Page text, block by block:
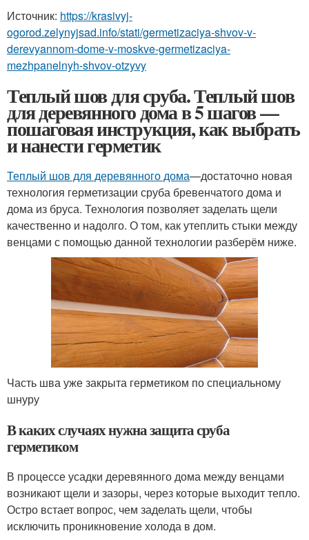
Источник: https://krasivyj-
ogorod.zelynyjsad.info/stati/germetizaciya-shvov-v-
derevyannom-dome-v-moskve-germetizaciya-
mezhpanelnyh-shvov-otzyvy
Теплый шов для сруба. Теплый шов
для деревянного дома в 5 шагов —
пошаговая инструкция, как выбрать
и нанести герметик
Теплый шов для деревянного дома—достаточно новая
технология герметизации сруба бревенчатого дома и
дома из бруса. Технология позволяет заделать щели
качественно и надолго. О том, как утеплить стыки между
венцами с помощью данной технологии разберём ниже.
Часть шва уже закрыта герметиком по специальному
шнуру
В каких случаях нужна защита сруба
герметиком
В процессе усадки деревянного дома между венцами
возникают щели и зазоры, через которые выходит тепло.
Остро встает вопрос, чем заделать щели, чтобы
исключить проникновение холода в дом.